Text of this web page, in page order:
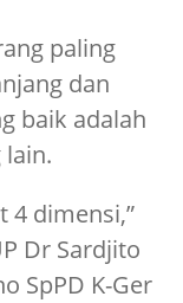
paling
dan
baik adalah
4 dimensi,”
Dr Sardjito
SpPD K-Ger